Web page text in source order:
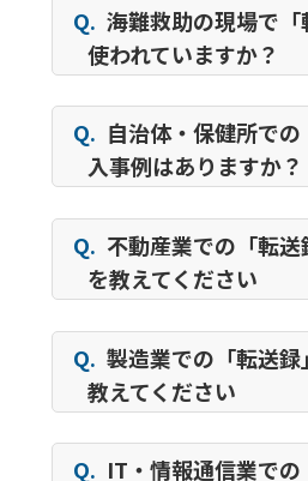
Q. 海難救助の現場で「
使われていますか？
Q. 自治体・保健所で
入事例はありますか？
Q. 不動産業での「転
を教えてください
Q. 製造業での「転送
教えてください
Q. IT・情報通信業で